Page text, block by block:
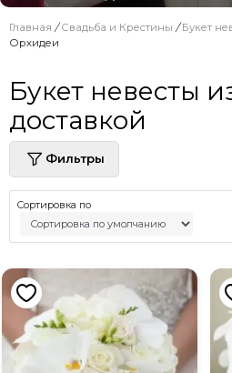
Главная / Свадьба и Крестины / Букет
Орхидеи
Букет невесты
доставкой
Фильтры
Сортировка по